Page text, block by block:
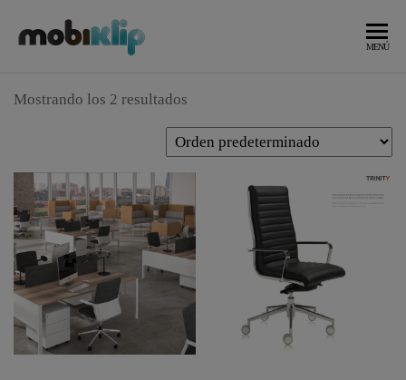
MENÚ
Mostrando los 2 resultados